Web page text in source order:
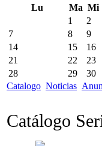
Lu
Ma Mi
1
2
7
8 9
14
15 16
21
22 23
28
29
30
Catalogo Noticias
Catálogo